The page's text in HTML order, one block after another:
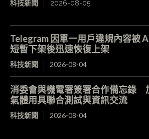
科技新聞 2026-08-05
Telegram 因單一用戶違規內容被
短暫下架後迅速恢復上架
科技新聞 2026-08-04
消委會與機電署簽署合作備忘錄
氣體用具聯合測試與資訊交流
科技新聞 2026-08-04